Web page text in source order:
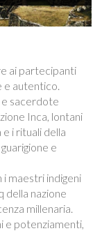
ai partecipanti
e autentico.
e sacerdote
Inca, lontani
i rituali della
e
i maestri indigeni
della nazione
millenaria.
e potenziamenti,